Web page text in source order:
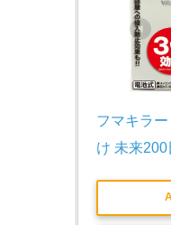
フマキラ
け 未来200